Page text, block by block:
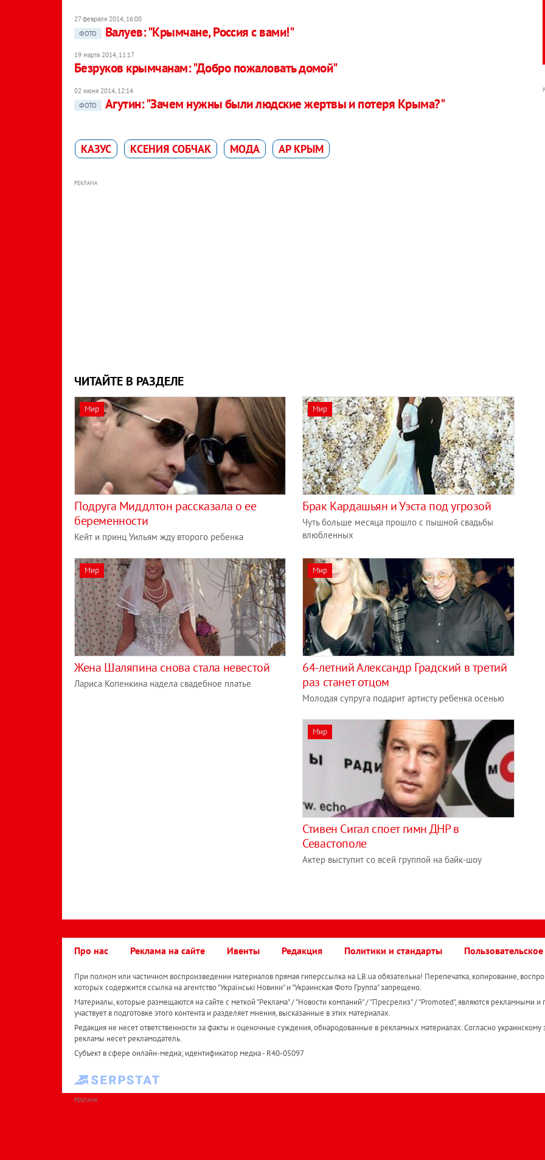
27 февраля 2014, 16:00
ФОТО
Валуев: "Крымчане, Россия с вами!"
19 марта 2014, 11:17
Безруков крымчанам: "Добро пожаловать домой"
02 июня 2014, 12:14
ФОТО
Агутин: "Зачем нужны были людские жертвы и потеря Крыма?"
КАЗУС КСЕНИЯ СОБЧАК МОДА АР КРЫМ
РЕКЛАМА
ЧИТАЙТЕ В РАЗДЕЛЕ
Мир
Подруга Миддлтон рассказала о ее
беременности
Кейт и принц Уильям жду второго ребенка
Мир
Брак Кардашьян и Уэста под угрозой
Чуть больше месяца прошло с пышной свадьбы
влюбленных
Мир
Жена Шаляпина снова стала невестой
Лариса Копенкина надела свадебное платье
Мир
64-летний Александр Градский в третий
раз станет отцом
Молодая супруга подарит артисту ребенка осенью
Мир
Стивен Сигал споет гимн ДНР в
Севастополе
Актер выступит со всей группой на байк-шоу
Про нас Реклама на сайте Ивенты Редакция Политики и стандарты
При полном или частичном воспроизведении материалов прямая гиперссылка на LB.ua обязательна! Перепечатка, копирование,
которых содержится ссылка на агентство "Українськi Новини" и "Украинская Фото Группа" запрещено.
Материалы, которые размещаются на сайте с меткой "Реклама" / "Новости компаний" / "Пресрелиз" / "Promoted", являются рекламными и
участвует в подготовке этого контента и разделяет мнения, высказанные в этих материалах.
Редакция не несет ответственности за факты и оценочные суждения, обнародованные в рекламных материалах. Согласно украинскому
рекламы несет рекламодатель.
Субъект в сфере онлайн-медиа; идентификатор медиа - R40-05097
РЕКЛАМА